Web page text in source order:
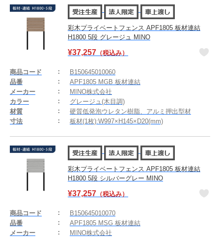
彩木プライベートフェンス APF1805 板材連結
H1800 5段 グレージュ MINO
¥37,257 （税込み）
商品コード
B150645010060
品番
APF1805 MGB 板材連結
メーカー
MINO株式会社
カラー
グレージュ(木目調)
材質
硬質低発泡ウレタン樹脂、アルミ押出型材
寸法
板材(1枚):W997×H145×D20(mm)
彩木プライベートフェンス APF1805 板材連結
H1800 5段 シルバーグレー MINO
¥37,257 （税込み）
商品コード
B150645010070
品番
APF1805 MSG 板材連結
メーカー
MINO株式会社